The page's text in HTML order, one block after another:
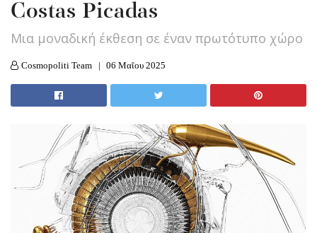
Costas Picadas
Mια μοναδική έκθεση σε έναν πρωτότυπο χώρο
Cosmopoliti Team 06 Μαΐου 2025